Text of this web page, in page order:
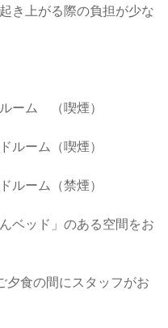
き上がる際の負担が少な
ーム （喫煙）
ルーム（喫煙）
ルーム（禁煙）
ベッド」のある空間をお
夕食の間にスタッフがお